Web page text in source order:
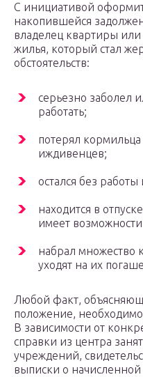
С инициативой
накопившейся
владелец квартиры
жилья, который стал
обстоятельств:
серьезно заболел
работать;
потерял
иждивенцев;
остался без
находится в
имеет возможности
набрал множество
уходят на их
Любой факт,
положение,
В зависимости от
справки из центра
учреждений,
выписки о начисленной